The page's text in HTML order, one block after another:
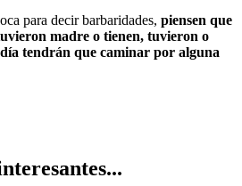
para decir barbaridades, piensen que
madre o tienen, tuvieron o
tendrán que caminar por alguna